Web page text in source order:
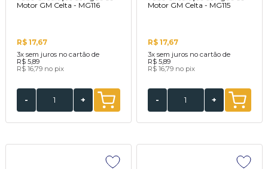
Motor GM Celta - MG116
R$ 17,67
3x sem juros no cartão de
R$ 5,89
R$ 16,79 no pix
- +
Motor GM Celta - MG115
R$ 17,67
3x sem juros no cartão de
R$ 5,89
R$ 16,79 no pix
- +